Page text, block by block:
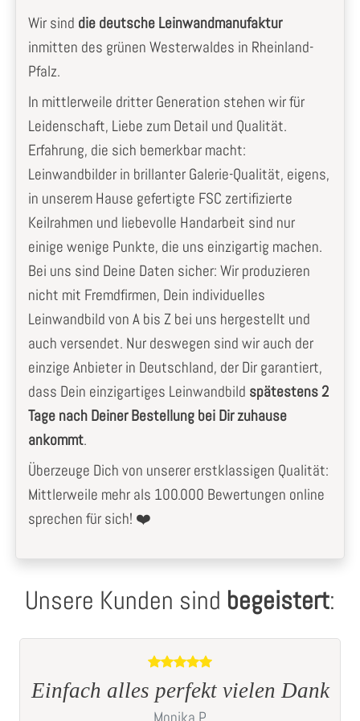
Wir sind die deutsche Leinwandmanufaktur
inmitten des grünen Westerwaldes in Rheinland-
Pfalz.
In mittlerweile dritter Generation stehen wir für
Leidenschaft, Liebe zum Detail und Qualität.
Erfahrung, die sich bemerkbar macht:
Leinwandbilder in brillanter Galerie-Qualität, eigens,
in unserem Hause gefertigte FSC zertifizierte
Keilrahmen und liebevolle Handarbeit sind nur
einige wenige Punkte, die uns einzigartig machen.
Bei uns sind Deine Daten sicher: Wir produzieren
nicht mit Fremdfirmen, Dein individuelles
Leinwandbild von A bis Z bei uns hergestellt und
auch versendet. Nur deswegen sind wir auch der
einzige Anbieter in Deutschland, der Dir garantiert,
dass Dein einzigartiges Leinwandbild spätestens 2
Tage nach Deiner Bestellung bei Dir zuhause
ankommt.
Überzeuge Dich von unserer erstklassigen Qualität:
Mittlerweile mehr als 100.000 Bewertungen online
sprechen für sich! ❤️
Unsere Kunden sind begeistert:
Sieht sehr gut aus das Bild